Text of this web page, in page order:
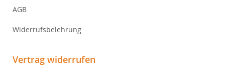
AGB
Widerrufsbelehrung
Vertrag widerrufen